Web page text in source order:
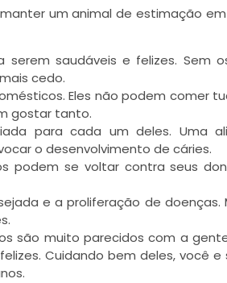
um animal de estimação em
saudáveis e felizes. Sem
cedo.
Eles não podem comer
gostar tanto.
para cada um deles. Uma
o desenvolvimento de cáries.
podem se voltar contra seus
e a proliferação de doenças.
são muito parecidos com a
Cuidando bem deles, você e